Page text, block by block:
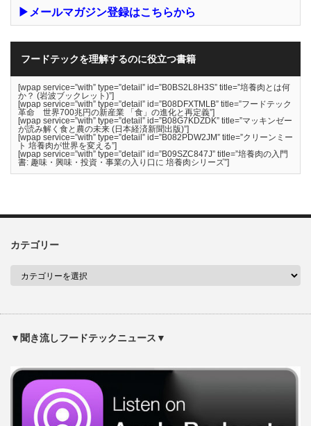
▶メールマガジン登録はこちらから
フードテックを理解するのに役立つ書籍
[wpap service=”with” type=”detail” id=”B0BS2L8H3S” title=”培養肉とは何
か？ (岩波ブックレット)”]
[wpap service=”with” type=”detail” id=”B08DFXTMLB” title=”フードテック
革命 世界700兆円の新産業 「食」の進化と再定義”]
[wpap service=”with” type=”detail” id=”B08G7KDZDK” title=”マッキンゼー
が読み解く食と農の未来 (日本経済新聞出版)”]
[wpap service=”with” type=”detail” id=”B082PDW2JM” title=”クリーンミー
ト 培養肉が世界を変える”]
[wpap service=”with” type=”detail” id=”B09SZC847J” title=”培養肉の入門
書: 趣味・興味・投資・事業の入り口に 培養肉シリーズ”]
カテゴリー
▼聞き流しフードテックニュース▼